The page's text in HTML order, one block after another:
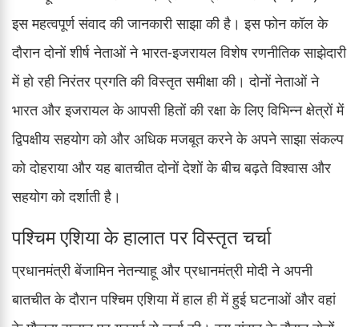
इस महत्वपूर्ण संवाद की जानकारी साझा की है। इस फोन कॉल के
दौरान दोनों शीर्ष नेताओं ने भारत-इजरायल विशेष रणनीतिक साझेदारी
में हो रही निरंतर प्रगति की विस्तृत समीक्षा की। दोनों नेताओं ने
भारत और इजरायल के आपसी हितों की रक्षा के लिए विभिन्न क्षेत्रों में
द्विपक्षीय सहयोग को और अधिक मजबूत करने के अपने साझा संकल्प
को दोहराया और यह बातचीत दोनों देशों के बीच बढ़ते विश्वास और
सहयोग को दर्शाती है।
पश्चिम एशिया के हालात पर विस्तृत चर्चा
प्रधानमंत्री बेंजामिन नेतन्याहू और प्रधानमंत्री मोदी ने अपनी
बातचीत के दौरान पश्चिम एशिया में हाल ही में हुई घटनाओं और वहां